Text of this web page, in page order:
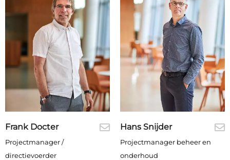
Frank Docter
Projectmanager /
directievoerder
Hans Snijder
Projectmanager beheer en
onderhoud